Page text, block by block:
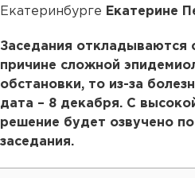
Екатеринбурге Екатерине
Заседания откладываются
причине сложной
обстановки, то из-за
дата – 8 декабря. С
решение будет озвучено
заседания.